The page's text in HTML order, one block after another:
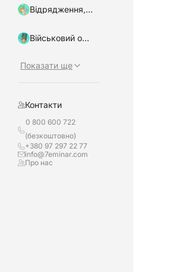
Відрядження, підзвітні кошти
Військовий облік, бронювання
Показати ще
Контакти
0 800 600 722
(безкоштовно)
+380 97 297 22 77
info@7eminar.com
Про нас